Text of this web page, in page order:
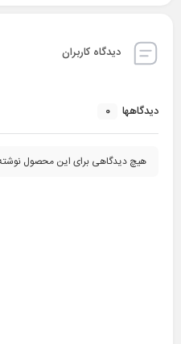
دیدگاه کاربران
دیدگاهها 0
هیچ دیدگاهی برای این محصول